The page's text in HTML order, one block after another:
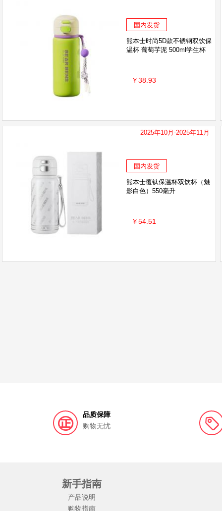
国内发货
熊本士时尚5D款不锈钢双饮保
温杯 葡萄芋泥 500ml学生杯
￥38.93
2025年10月-2025年11月
国内发货
熊本士覆钛保温杯双饮杯（魅
影白色）550毫升
￥54.51
品质保障
购物无忧
新手指南
产品说明
购物指南